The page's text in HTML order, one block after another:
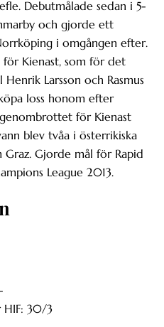
Debutmålade sedan i 5-
och gjorde ett
i omgången efter.
Kienast, som för det
Larsson och Rasmus
loss honom efter
för Kienast
blev tvåa i österrikiska
Graz. Gjorde mål för Rapid
League 2013.
30/3